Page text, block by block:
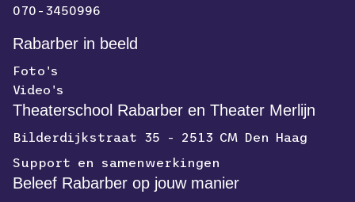
070-3450996
Rabarber in beeld
Foto's
Video's
Theaterschool Rabarber en Theater Merlijn
Bilderdijkstraat 35 - 2513 CM Den Haag
Support en samenwerkingen
Beleef Rabarber op jouw manier